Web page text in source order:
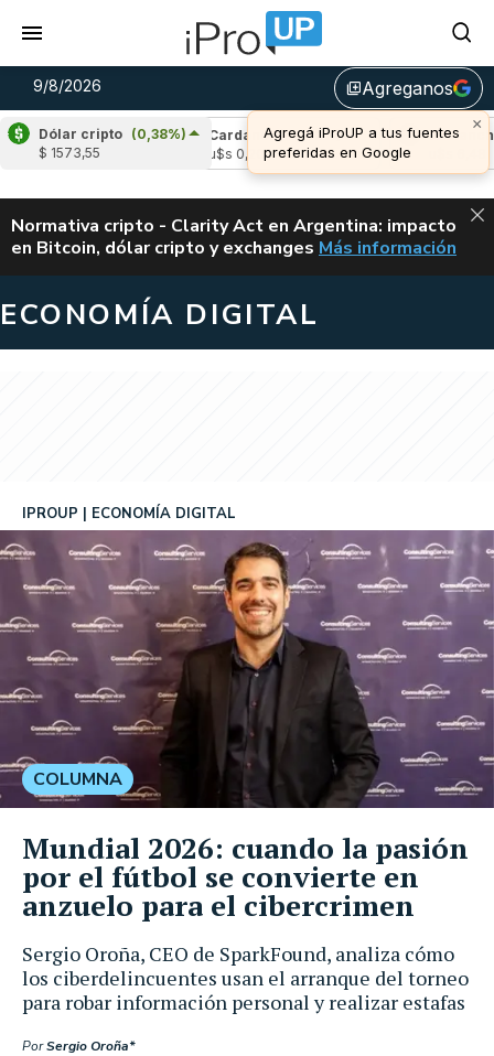
9/8/2026 library_addAgreganos
×
Agregá iProUP a tus fuentes
preferidas en Google
Dólar cripto (0,38%)
$ 1573,55
(0,10%)
Cardano
(-0,02%)
u$s 0,20
Avalanche
u$s 6,48
ALERTA
Normativa cripto - Clarity Act en Argentina: impacto
en Bitcoin, dólar cripto y exchanges CLARITY ACT EN
Más información
ECONOMÍA DIGITAL
Sergio Oroña, CEO de SparkFound, analiza cómo
los ciberdelincuentes usan el arranque del torneo
para robar información personal y realizar estafas
IPROUP ECONOMÍA DIGITAL
PorSergio Oroña*
COLUMNA
Mundial 2026: cuando la pasión
por el fútbol se convierte en
anzuelo para el cibercrimen